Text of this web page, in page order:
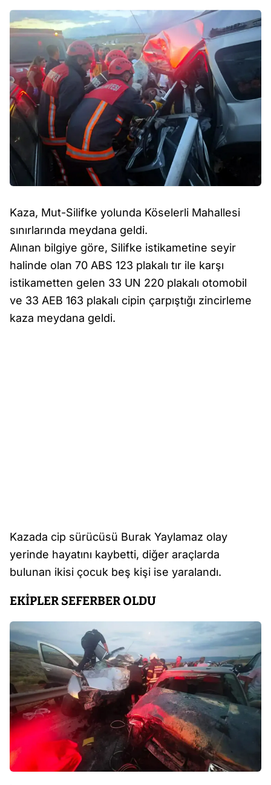
Kaza, Mut-Silifke yolunda Köselerli Mahallesi
sınırlarında meydana geldi.
Alınan bilgiye göre, Silifke istikametine seyir
halinde olan 70 ABS 123 plakalı tır ile karşı
istikametten gelen 33 UN 220 plakalı otomobil
ve 33 AEB 163 plakalı cipin çarpıştığı zincirleme
kaza meydana geldi.
Kazada cip sürücüsü Burak Yaylamaz olay
yerinde hayatını kaybetti, diğer araçlarda
bulunan ikisi çocuk beş kişi ise yaralandı.
EKİPLER SEFERBER OLDU